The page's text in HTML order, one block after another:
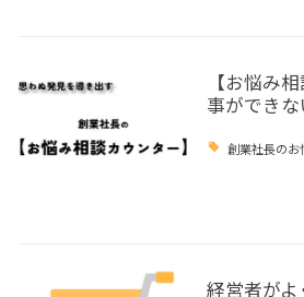
【お悩み
事ができ
創業社長のお
経営者が